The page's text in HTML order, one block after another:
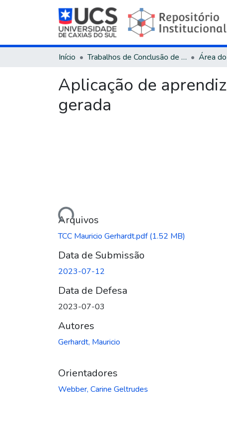
Início Trabalhos de Conclusão de Curso
Aplicação de
gerada
Carregando...Arquivos
TCC Mauricio Gerhardt.pdf(1.52 MB)
Data de Submissão
2023-07-12
Data de Defesa
2023-07-03
Autores
Gerhardt, Mauricio
Orientadores
Webber, Carine Geltrudes